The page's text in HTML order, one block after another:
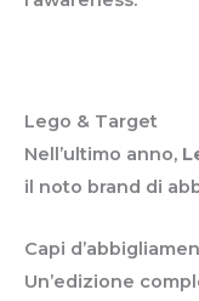
Lego & Target
Nell’ultimo anno,
il noto brand di
Capi
Un’edizione